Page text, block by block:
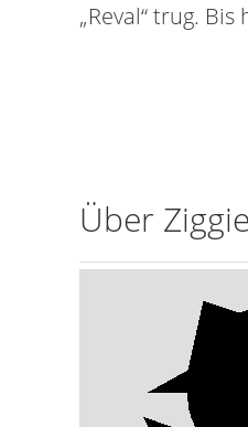
„Reval“ trug.
Über